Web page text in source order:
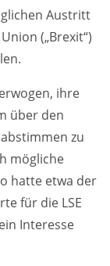
Austritt
(„Brexit“)
ihre
über den
zu
mögliche
hatte etwa der
für die LSE
Interesse